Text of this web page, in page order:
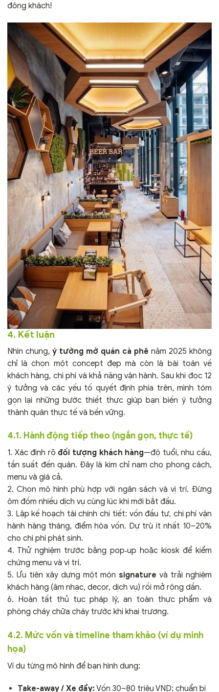
đông khách!
4. Kết luận
Nhìn chung, ý tưởng mở quán cà phê năm 2025 không
chỉ là chọn một concept đẹp mà còn là bài toán về
khách hàng, chi phí và khả năng vận hành. Sau khi đọc 12
ý tưởng và các yếu tố quyết định phía trên, mình tóm
gọn lại những bước thiết thực giúp bạn biến ý tưởng
thành quán thực tế và bền vững.
4.1. Hành động tiếp theo (ngắn gọn, thực tế)
1. Xác định rõ đối tượng khách hàng—độ tuổi, nhu cầu,
tần suất đến quán. Đây là kim chỉ nam cho phong cách,
menu và giá cả.
2. Chọn mô hình phù hợp với ngân sách và vị trí. Đừng
ôm đồm nhiều dịch vụ cùng lúc khi mới bắt đầu.
3. Lập kế hoạch tài chính chi tiết: vốn đầu tư, chi phí vận
hành hàng tháng, điểm hòa vốn. Dự trù ít nhất 10–20%
cho chi phí phát sinh.
4. Thử nghiệm trước bằng pop‑up hoặc kiosk để kiểm
chứng menu và vị trí.
5. Ưu tiên xây dựng một mónsignature và trải nghiệm
khách hàng (âm nhạc, decor, dịch vụ) rồi mở rộng dần.
6. Hoàn tất thủ tục pháp lý, an toàn thực phẩm và
phòng cháy chữa cháy trước khi khai trương.
4.2. Mức vốn và timeline tham khảo (ví dụ minh
họa)
Ví dụ từng mô hình để bạn hình dung:
Take-away / Xe đẩy: Vốn 30–80 triệu VND; chuẩn bị